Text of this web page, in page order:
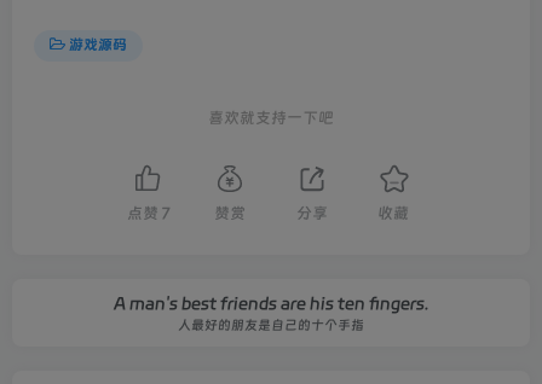
游戏源码
喜欢就支持一下吧
点赞 7 赞赏 分享 收藏
A man's best friends are his ten fingers.
人最好的朋友是自己的十个手指